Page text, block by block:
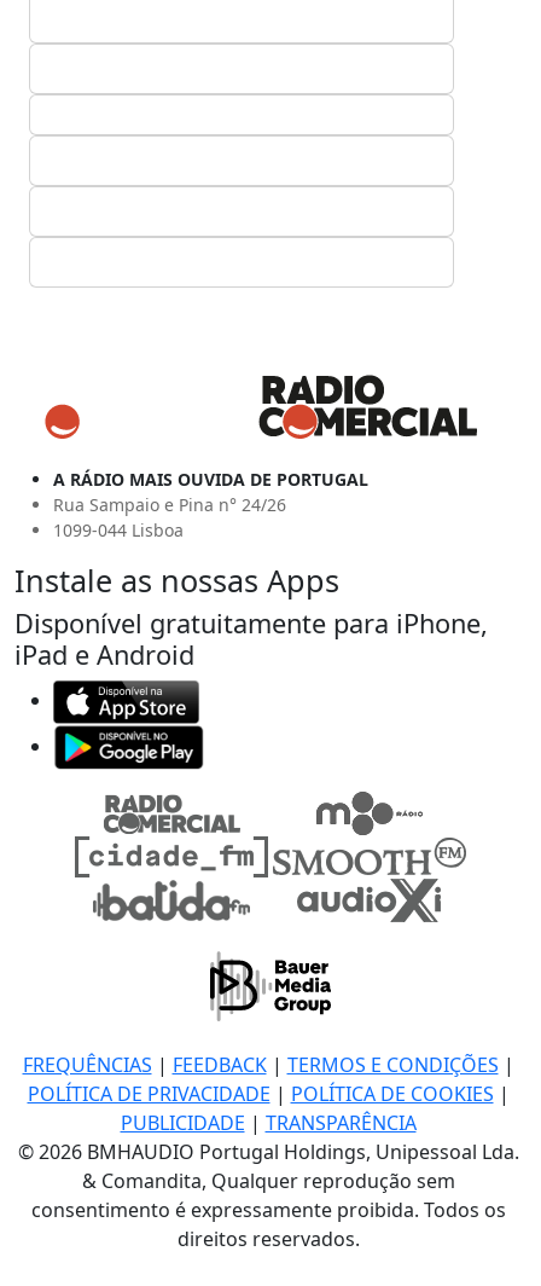
A RÁDIO MAIS OUVIDA DE PORTUGAL
Rua Sampaio e Pina n° 24/26
1099-044 Lisboa
Instale as nossas Apps
Disponível gratuitamente para iPhone,
iPad e Android
FREQUÊNCIAS | FEEDBACK| TERMOS E CONDIÇÕES |
POLÍTICA DE PRIVACIDADE | POLÍTICA DE COOKIES |
PUBLICIDADE | TRANSPARÊNCIA
© 2026 BMHAUDIO Portugal Holdings, Unipessoal Lda.
& Comandita, Qualquer reprodução sem
consentimento é expressamente proibida. Todos os
direitos reservados.